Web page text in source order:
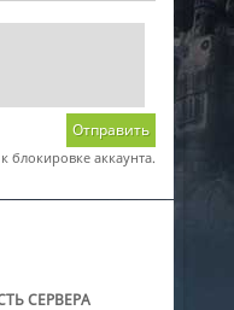
Отправить
блокировке аккаунта.
СЕРВЕРА